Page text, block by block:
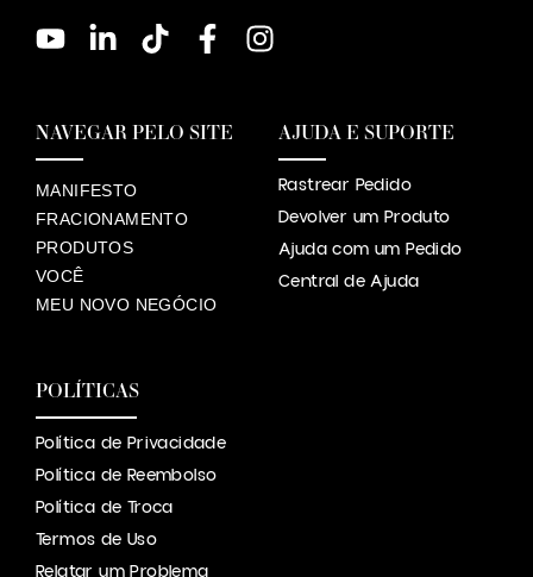
NAVEGAR PELO SITE
MANIFESTO
FRACIONAMENTO
PRODUTOS
VOCÊ
MEU NOVO NEGÓCIO
AJUDA E SUPORTE
Rastrear Pedido
Devolver um Produto
Ajuda com um Pedido
Central de Ajuda
POLÍTICAS
Política de Privacidade
Política de Reembolso
Política de Troca
Termos de Uso